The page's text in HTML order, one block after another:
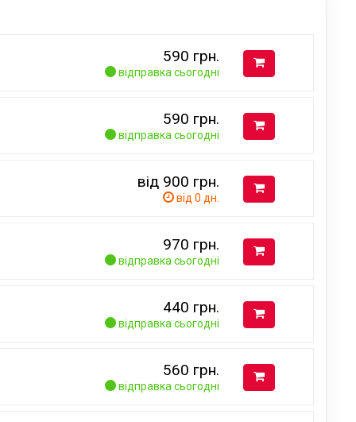
590 грн.
відправка сьогодні
590 грн.
відправка сьогодні
від 900 грн.
від 0 дн.
970 грн.
відправка сьогодні
440 грн.
відправка сьогодні
560 грн.
відправка сьогодні